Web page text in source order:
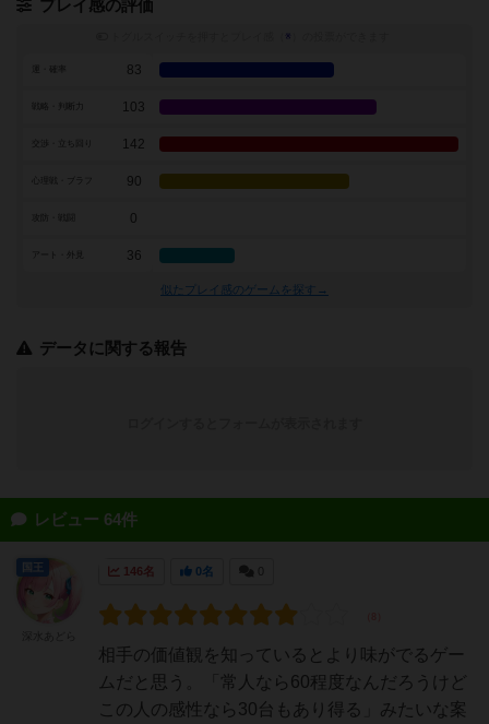
プレイ感の評価
※
83
戦略・判断力 103
142
90
0
アート・外見 36
似たプレイ感のゲームを探す→
データに関する報告
レビュー 64件
146名 0名
相手の価値観を知っているとより味がでるゲー
ムだと思う。「常人なら60程度なんだろうけど
この人の感性なら30台もあり得る」みたいな案
国王